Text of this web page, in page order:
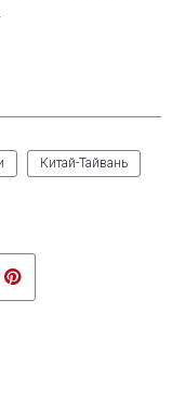
Китай-Тайвань